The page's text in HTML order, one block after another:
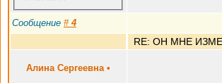
Сообщение # 4
RE: ОН МНЕ
Алина Сергеевна •